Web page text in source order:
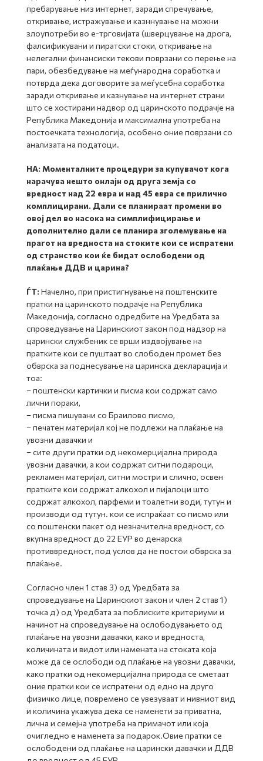
пребарување низ интернет, заради спречување,
откривање, истражување и казннување на можни
злоупотреби во е-трговијата (шверцување на дрога,
фалсификувани и пиратски стоки, откривање на
нелегални финансиски текови поврзани со перење на
пари, обезбедување на меѓународна соработка и
потврда дека договорите за меѓусебна соработка
заради откривање и казнување на интернет страни
што се хостирани надвор од царинското подрачје на
Република Македонија и максимална употреба на
постоечката технологија, особено оние поврзани со
анализата на податоци.
НА: Моменталните процедури за купувачот кога
нарачува нешто онлајн од друга земја со
вредност над 22 евра и над 45 евра се прилично
комплицирани. Дали се планираат промени во
овој дел во насока на симплифицирање и
дополнително дали се планира зголемување на
прагот на вредноста на стоките кои се испратени
од странство кои ќе бидат ослободени од
плаќање ДДВ и царина?
ЃТ: Начелно, при пристигнување на поштенските
пратки на царинското подрачје на Република
Македонија, согласно одредбите на Уредбата за
спроведување на Царинскиот закон под надзор на
царински службеник се врши издвојување на
пратките кои се пуштаат во слободен промет без
обврска за поднесување на царинска декларација и
тоа:
– поштенски картички и писма кои содржат само
лични пораки,
– писма пишувани со Браилово писмо,
– печатен материјал кој не подлежи на плаќање на
увозни давачки и
– сите други пратки од некомерцијална природа
увозни давачки, а кои содржат ситни подароци,
рекламен материјал, ситни мостри и слично, освен
пратките кои содржат алкохол и пијалоци што
содржат алкохол, парфеми и тоалетни води, тутун и
производи од тутун. кои се испраќаат со писмо или
со поштенски пакет од незначителна вредност, со
вкупна вредност до 22 ЕУР во денарска
противвредност, под услов да не постои обврска за
плаќање.
Согласно член 1 став 3) од Уредбата за
спроведување на Царинскиот закон и член 2 став 1)
точка д) од Уредбата за поблиските критериуми и
начинот на спроведување на ослободувањето од
плаќање на увозни давачки, како и вредноста,
количината и видот или намената на стоката која
може да се ослободи од плаќање на увозни давачки,
како пратки од некомерцијална природа се сметаат
оние пратки кои се испратени од едно на друго
физичко лице, повремено се увезуваат и нивниот вид
и количина укажува дека се наменети за приватна,
лична и семејна употреба на примачот или која
очигледно е наменета за подарок.Овие пратки се
ослободени од плаќање на царински давачки и ДДВ